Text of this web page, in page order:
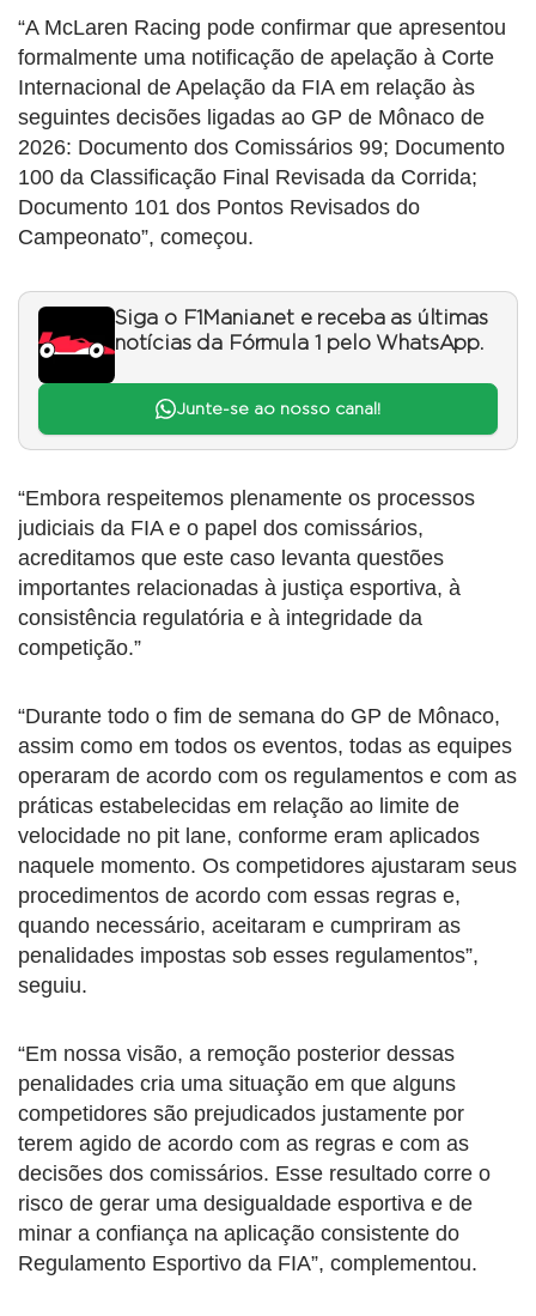
“A McLaren Racing pode confirmar que apresentou
formalmente uma notificação de apelação à Corte
Internacional de Apelação da FIA em relação às
seguintes decisões ligadas ao GP de Mônaco de
2026: Documento dos Comissários 99; Documento
100 da Classificação Final Revisada da Corrida;
Documento 101 dos Pontos Revisados do
Campeonato”, começou.
Siga o F1Mania.net e receba as últimas
notícias da Fórmula 1 pelo WhatsApp.
Junte-se ao nosso canal!
“Embora respeitemos plenamente os processos
judiciais da FIA e o papel dos comissários,
acreditamos que este caso levanta questões
importantes relacionadas à justiça esportiva, à
consistência regulatória e à integridade da
competição.”
“Durante todo o fim de semana do GP de Mônaco,
assim como em todos os eventos, todas as equipes
operaram de acordo com os regulamentos e com as
práticas estabelecidas em relação ao limite de
velocidade no pit lane, conforme eram aplicados
naquele momento. Os competidores ajustaram seus
procedimentos de acordo com essas regras e,
quando necessário, aceitaram e cumpriram as
penalidades impostas sob esses regulamentos”,
seguiu.
“Em nossa visão, a remoção posterior dessas
penalidades cria uma situação em que alguns
competidores são prejudicados justamente por
terem agido de acordo com as regras e com as
decisões dos comissários. Esse resultado corre o
risco de gerar uma desigualdade esportiva e de
minar a confiança na aplicação consistente do
Regulamento Esportivo da FIA”, complementou.